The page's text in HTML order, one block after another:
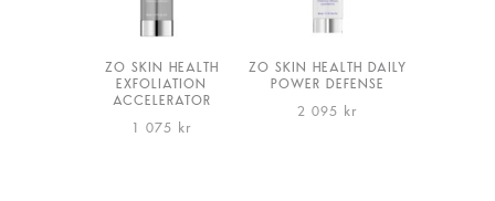
ZO SKIN HEALTH
EXFOLIATION
ACCELERATOR
1 075 kr
ZO SKIN HEALTH DAILY
POWER DEFENSE
2 095 kr